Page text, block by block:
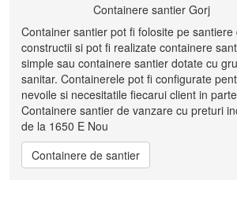
Containere santier Gorj
Container santier pot fi folosite pe santiere
constructii si pot fi realizate containere
simple sau containere santier dotate cu
sanitar. Containerele pot fi configurate
nevoile si necesitatile fiecarui client in
Containere santier de vanzare cu preturi
de la 1650 E Nou
Containere de santier